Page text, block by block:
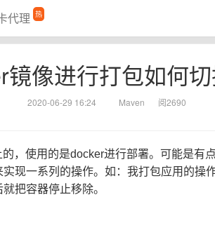
代理 热
像进行打包如何
2020-06-29 16:24 Maven 阅2690
，使用的是docker进行部署。可能是有
现一系列的操作。如：我打包应用的操
把容器停止移除。